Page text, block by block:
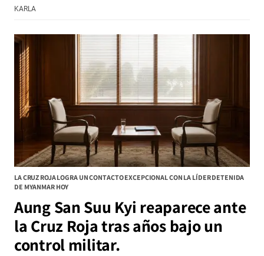
KARLA
LA CRUZ ROJA LOGRA UN CONTACTO EXCEPCIONAL CON LA LÍDER DETENIDA
DE MYANMAR HOY
Aung San Suu Kyi reaparece ante
la Cruz Roja tras años bajo un
control militar.